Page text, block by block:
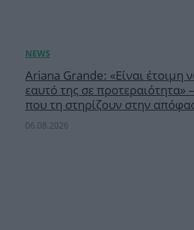
Ariana Grande: «Είναι έτοιμη
εαυτό της σε προτεραιότητα»
που τη στηρίζουν στην
06.08.2026